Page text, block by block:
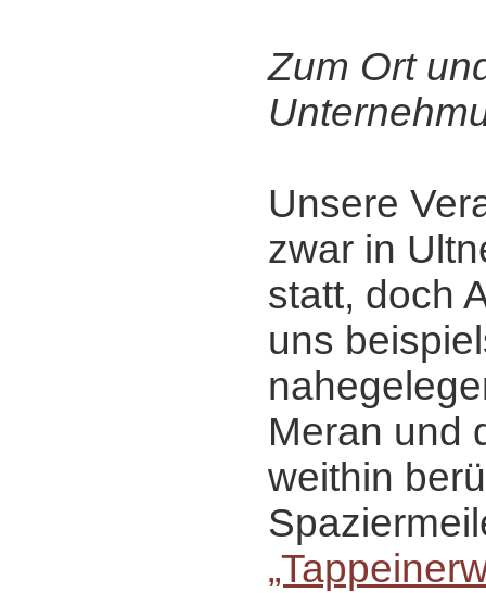
Zum Ort
Unsere
zwar in
statt, doch
uns
Meran und
weithin